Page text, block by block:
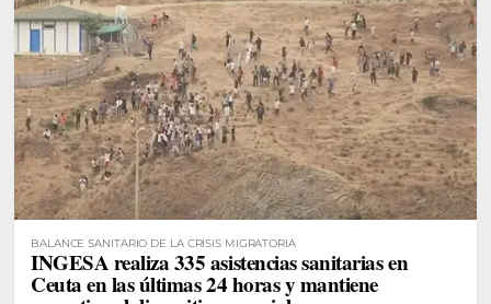
BALANCE SANITARIO DE LA CRISIS MIGRATORIA
INGESA realiza 335 asistencias sanitarias en
Ceuta en las últimas 24 horas y mantiene